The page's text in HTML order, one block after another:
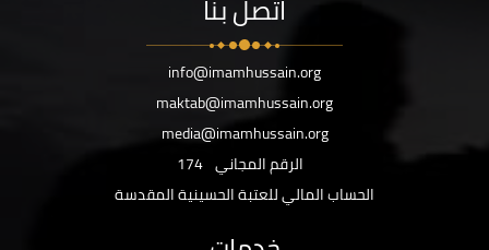
اتصل بنا
info@imamhussain.org
maktab@imamhussain.org
media@imamhussain.org
الرقم المجاني 174
الحساب المالي للعتبة الحسينية المقدسة